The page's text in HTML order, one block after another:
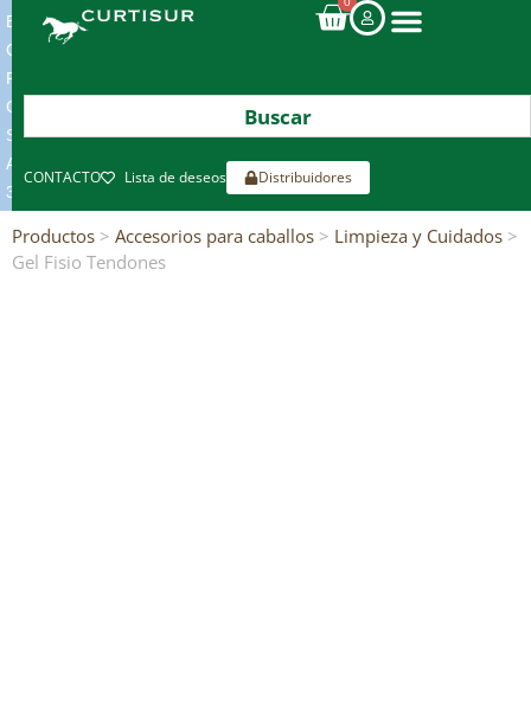
ENVIOS
GRATIS
POR
COMPRAS
SUPERIORES
A
300€*
CONTACTO Lista de deseos Distribuidores
Productos > Accesorios para caballos > Limpieza y Cuidados >
Gel Fisio Tendones